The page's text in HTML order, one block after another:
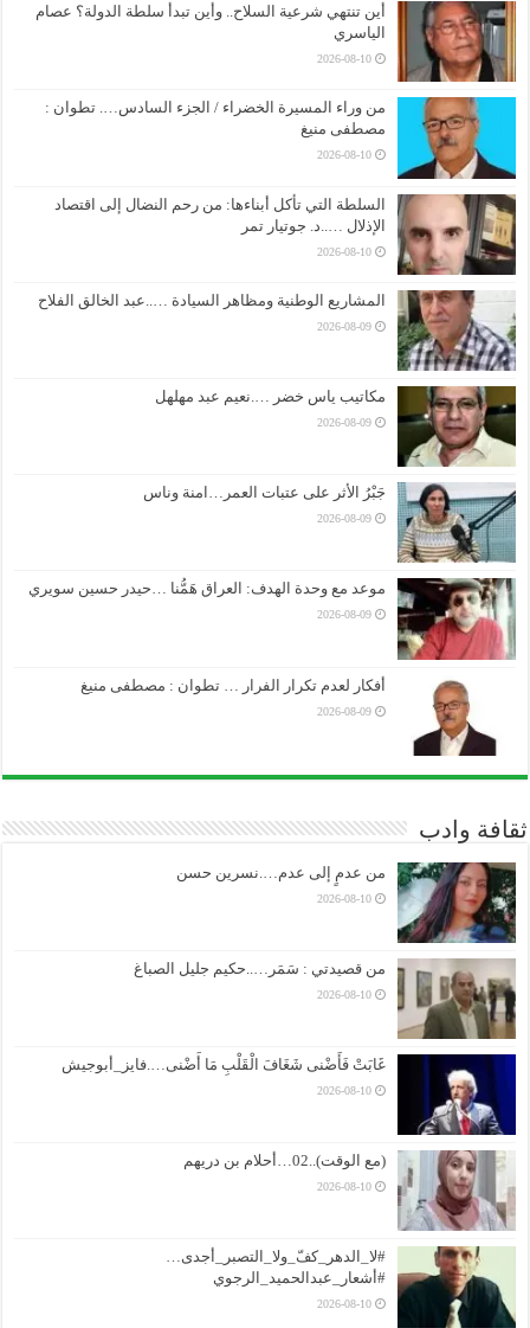
أين تنتهي شرعية السلاح.. وأين تبدأ سلطة الدولة؟ عصام
الياسري
2026-08-10
من وراء المسيرة الخضراء / الجزء السادس…. تطوان :
مصطفى منيغ
2026-08-10
السلطة التي تأكل أبناءها: من رحم النضال إلى اقتصاد
الإذلال …..د. جوتيار تمر
2026-08-10
المشاريع الوطنية ومظاهر السيادة …..عبد الخالق الفلاح
2026-08-09
مكاتيب ياس خضر ….نعيم عبد مهلهل
2026-08-09
جَبْرُ الأثر على عتبات العمر…امنة وناس
2026-08-09
موعد مع وحدة الهدف: العراق هَمُّنا …حيدر حسين سويري
2026-08-09
أفكار لعدم تكرار الفرار … تطوان : مصطفى منيغ
2026-08-09
ثقافة وادب
من عدمٍ إلى عدم….نسرين حسن
2026-08-10
من قصيدتي : سَمَر…..حكيم جليل الصباغ
2026-08-10
غَابَتْ فَأَضْنى شَغَافَ الْقَلْبِ مَا أَضْنى….فايز_أبوجيش
2026-08-10
(مع الوقت)..02…أحلام بن دريهم
2026-08-10
#لا_الدهر_كفّ_ولا_التصبر_أجدى…
#أشعار_عبدالحميد_الرجوي
2026-08-10